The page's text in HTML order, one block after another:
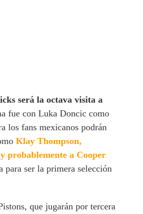
será la octava visita a
fue con Luka Doncic como
los fans mexicanos podrán
Klay Thompson,
probablemente a Cooper
para ser la primera selección
que jugarán por tercera